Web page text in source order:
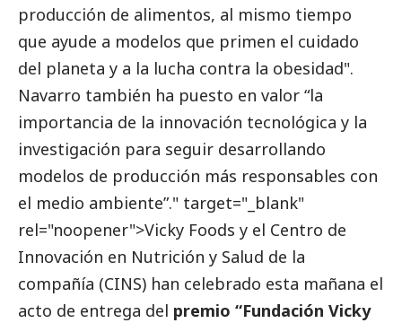
producción de alimentos, al mismo tiempo
que ayude a modelos que primen el cuidado
del planeta y a la lucha contra la obesidad".
Navarro también ha puesto en valor “la
importancia de la innovación tecnológica y la
investigación para seguir desarrollando
modelos de producción más responsables con
el medio ambiente”." target="_blank"
rel="noopener">Vicky Foods y el Centro de
Innovación en Nutrición y Salud de la
compañía (CINS) han celebrado esta mañana el
acto de entrega del premio “Fundación Vicky